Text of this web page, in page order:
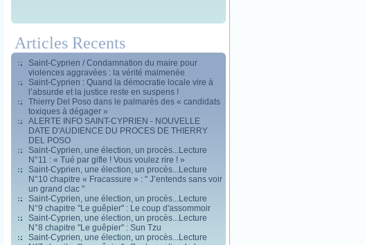
Articles Recents
Saint-Cyprien / Condamnation du maire pour
violences aggravées : la vérité malmenée
Saint-Cyprien : Quand la démocratie locale vire à
l’absurde et la justice reste en suspens !
Thierry Del Poso dans le palmarès des « candidats
toxiques à dégager »
ALERTE INFO SAINT-CYPRIEN - NOUVELLE
DATE D'AUDIENCE DU PROCES DE THIERRY
DEL POSO
Saint-Cyprien, une élection, un procès...Lecture
N°11 : « Tué par gifle ! Vous voulez rire ! »
Saint-Cyprien, une élection, un procès...Lecture
N°10 chapitre « Fracassure » : " J’entends sans voir
un grand clac "
Saint-Cyprien, une élection, un procès...Lecture
N°9 chapitre "Le guêpier" : Le coup d'assommoir
Saint-Cyprien, une élection, un procès...Lecture
N°8 chapitre "Le guêpier" : Sun Tzu
Saint-Cyprien, une élection, un procès...Lecture